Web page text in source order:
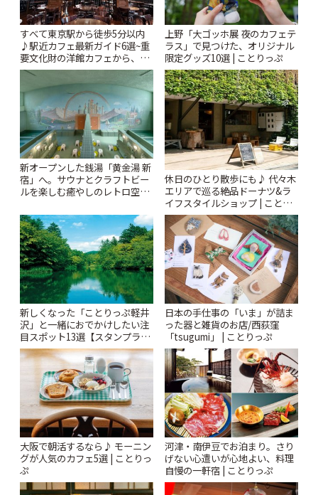
すべて東京駅から徒歩5分以内
♪駅近カフェ最新ガイド6選~重
要文化財の洋館カフェから、改
札すぐのレトロ喫茶まで~ | こと
上野「大ゴッホ展 夜のカフェテ
ラス」で見つけた、オリジナル
限定グッズ10選 | ことりっぷ
新オープンした銭湯「黄金湯 新
宿」へ。サウナとクラフトビー
ルを楽しむ癒やしのレトロ空間
休日のひとり散歩にも♪ 代々木
エリアで巡る絶品ドーナツ&ラ
イフスタイルショップ | ことり
っぷ
新しくなった「ことりっぷ軽井
沢」と一緒におでかけしたい注
目スポット13選【スタンプラリ
ー開催中】 | ことりっぷ
日本の手仕事の「いま」が詰ま
った器と雑貨のお店/西荻窪
「tsugumi」 | ことりっぷ
大阪で朝活するなら♪ モーニン
グが人気のカフェ5選 | ことりっ
ぷ
河津・南伊豆でお泊まり。さり
げない心遣いが心地よい、料理
自慢の一軒宿 | ことりっぷ